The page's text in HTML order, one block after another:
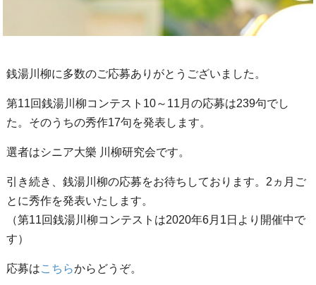
銭湯川柳に多数のご応募ありがとうございました。
第11回銭湯川柳コンテスト10～11月の応募は239句でし
た。そのうちの秀作17句を発表します。
選者はシニア大樂 川柳研究会です。
引き続き、銭湯川柳の応募をお待ちしております。2ヵ月ご
とに秀作を発表いたします。
（第11回銭湯川柳コンテストは2020年6月1日より開催中で
す）
応募はこちらからどうぞ。